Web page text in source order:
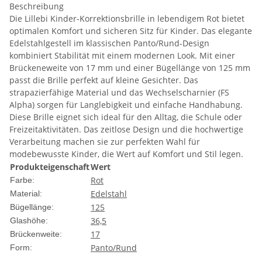
Beschreibung
Die Lillebi Kinder-Korrektionsbrille in lebendigem Rot bietet
optimalen Komfort und sicheren Sitz für Kinder. Das elegante
Edelstahlgestell im klassischen Panto/Rund-Design
kombiniert Stabilität mit einem modernen Look. Mit einer
Brückeneweite von 17 mm und einer Bügellänge von 125 mm
passt die Brille perfekt auf kleine Gesichter. Das
strapazierfähige Material und das Wechselscharnier (FS
Alpha) sorgen für Langlebigkeit und einfache Handhabung.
Diese Brille eignet sich ideal für den Alltag, die Schule oder
Freizeitaktivitäten. Das zeitlose Design und die hochwertige
Verarbeitung machen sie zur perfekten Wahl für
modebewusste Kinder, die Wert auf Komfort und Stil legen.
ProdukteigenschaftWert
Farbe: Rot
Material: Edelstahl
Bügellänge: 125
Glashöhe: 36,5
Brückenweite: 17
Form: Panto/Rund